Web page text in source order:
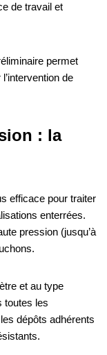
de travail et
permet
de
: la
efficace pour traiter
enterrées.
pression (jusqu’à
et au type
toutes les
dépôts adhérents